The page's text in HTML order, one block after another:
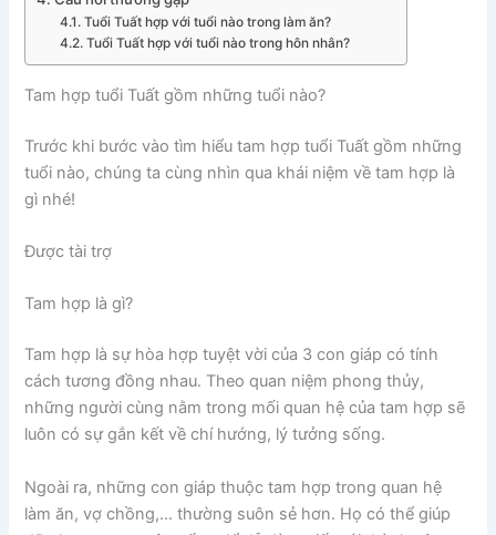
Tuổi Tuất hợp với tuổi nào trong làm ăn?
Tuổi Tuất hợp với tuổi nào trong hôn nhân?
Tam hợp tuổi Tuất gồm những tuổi nào?
Trước khi bước vào tìm hiểu tam hợp tuổi Tuất gồm những
tuổi nào, chúng ta cùng nhìn qua khái niệm về tam hợp là
gì nhé!
Được tài trợ
Tam hợp là gì?
Tam hợp là sự hòa hợp tuyệt vời của 3 con giáp có tính
cách tương đồng nhau. Theo quan niệm phong thủy,
những người cùng nằm trong mối quan hệ của tam hợp sẽ
luôn có sự gắn kết về chí hướng, lý tưởng sống.
Ngoài ra, những con giáp thuộc tam hợp trong quan hệ
làm ăn, vợ chồng,… thường suôn sẻ hơn. Họ có thể giúp